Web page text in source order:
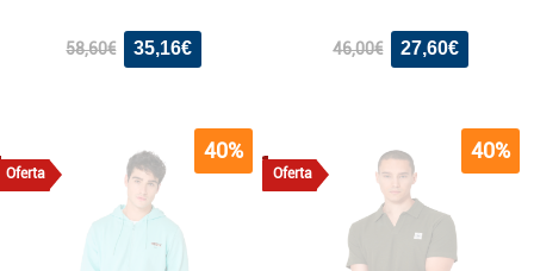
58,60€ 35,16€ 46,00€ 27,60€
Oferta
40%
Oferta
40%